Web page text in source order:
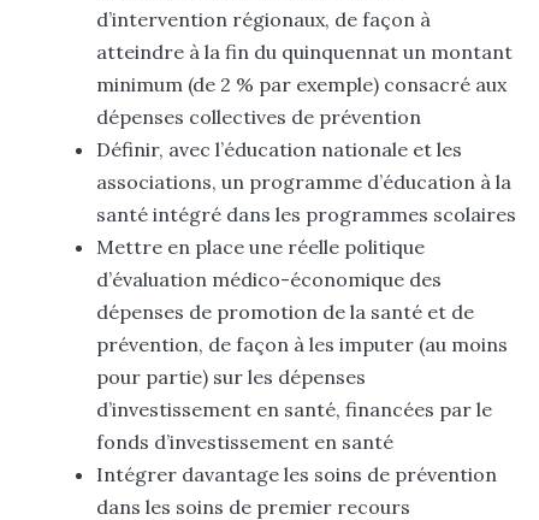
d’intervention régionaux, de façon à
atteindre à la fin du quinquennat un montant
minimum (de 2 % par exemple) consacré aux
dépenses collectives de prévention
Définir, avec l’éducation nationale et les
associations, un programme d’éducation à la
santé intégré dans les programmes scolaires
Mettre en place une réelle politique
d’évaluation médico-économique des
dépenses de promotion de la santé et de
prévention, de façon à les imputer (au moins
pour partie) sur les dépenses
d’investissement en santé, financées par le
fonds d’investissement en santé
Intégrer davantage les soins de prévention
dans les soins de premier recours